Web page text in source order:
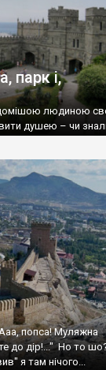
парк і,
людиною
душею – чи
попса! Муляжна
до дір!..." Но то
я там нічого...